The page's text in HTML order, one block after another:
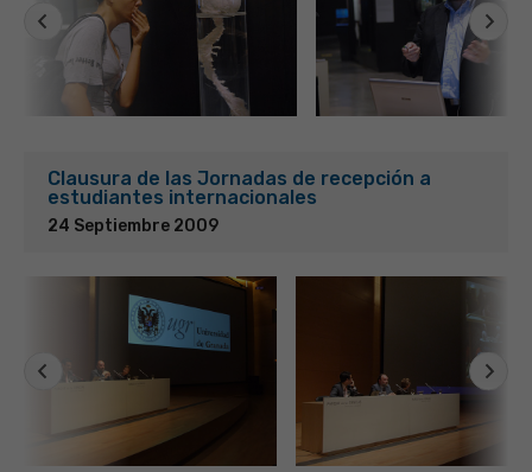
Clausura de las Jornadas de recepción a
estudiantes internacionales
24 Septiembre 2009